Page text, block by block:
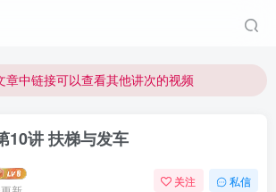
章中链接可以查看其他讲次的视频
信发消息给邱老师重置即可
10讲 扶梯与发车
关注 私信